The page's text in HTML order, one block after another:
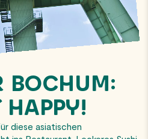
BOCHUM:
HAPPY!
diese asiatischen